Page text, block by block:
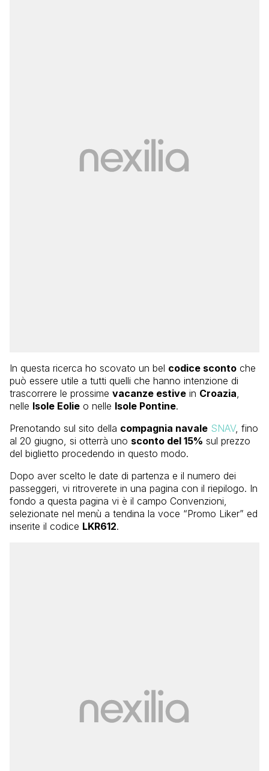
In questa ricerca ho scovato un bel codice sconto che
può essere utile a tutti quelli che hanno intenzione di
trascorrere le prossime vacanze estive in Croazia,
nelle Isole Eolie o nelle Isole Pontine.
Prenotando sul sito della compagnia navale SNAV, fino
al 20 giugno, si otterrà uno sconto del 15% sul prezzo
del biglietto procedendo in questo modo.
Dopo aver scelto le date di partenza e il numero dei
passeggeri, vi ritroverete in una pagina con il riepilogo. In
fondo a questa pagina vi è il campo Convenzioni,
selezionate nel menù a tendina la voce “Promo Liker” ed
inserite il codice LKR612.